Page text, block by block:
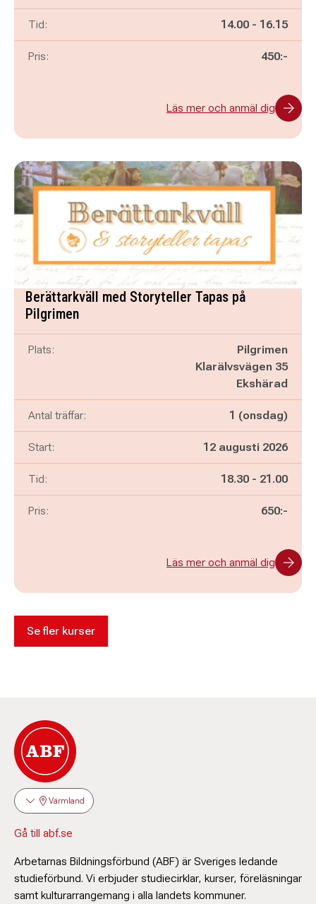
Tid: Pågår mellan
14.00 - och
16.15
Pris: 450:-
Läs mer och anmäl dig
Berättarkväll med Storyteller Tapas på
Pilgrimen
Plats:
Pilgrimen
Klarälvsvägen 35
Ekshärad
Antal träffar: 1 (onsdag)
Start: 12 augusti 2026
Tid: Pågår mellan
18.30 - och
21.00
Pris: 650:-
Läs mer och anmäl dig
Se fler kurser
Värmland
Gå till abf.se
Arbetarnas Bildningsförbund (ABF) är Sveriges ledande
studieförbund. Vi erbjuder studiecirklar, kurser, föreläsningar
samt kulturarrangemang i alla landets kommuner.